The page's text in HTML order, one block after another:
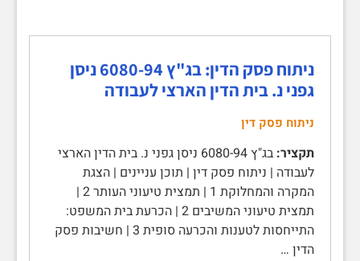
ניתוח פסק הדין: בג"ץ 6080-94 ניסן
גפני נ. בית הדין הארצי לעבודה
ניתוח פסק דין
תקציר:
בג"ץ 6080-94 ניסן גפני נ. בית הדין הארצי
לעבודה | ניתוח פסק דין | תוכן עניינים | הצגת
המקרה והמחלוקת 1 | תמצית טיעוני העותר 2 |
תמצית טיעוני המשיבים 2 | הכרעת בית המשפט:
התייחסות לטענות והכרעה סופית 3 | חשיבות פסק
הדין …